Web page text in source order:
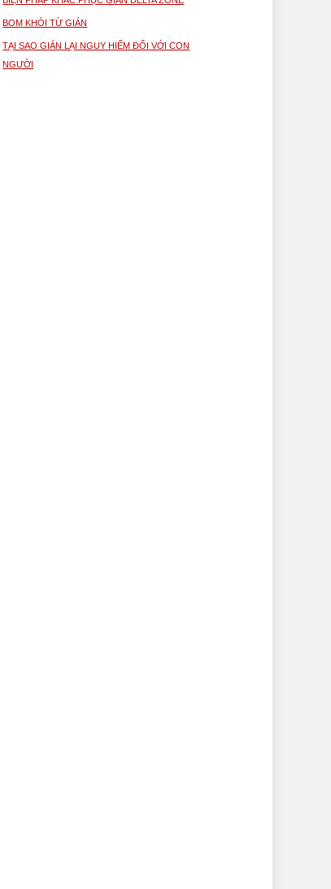
BOM KHÓI TỪ GIÁN
TẠI SAO GIÁN LẠI NGUY HIỂM ĐỐI VỚI CON
NGƯỜI